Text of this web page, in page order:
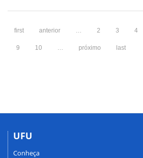
first anterior 2 3 4
9 10 próximo last
UFU
Conheça